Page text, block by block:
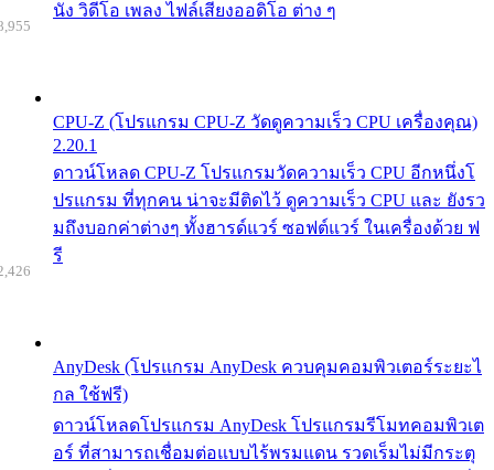
นัง วิดีโอ เพลง ไฟล์เสียงออดิโอ ต่าง ๆ
CPU-Z (โปรแกรม CPU-Z วัดดูความเร็ว CPU เครื่องคุณ)
2.20.1
ดาวน์โหลด CPU-Z โปรแกรมวัดความเร็ว CPU อีกหนึ่งโ
ปรแกรม ที่ทุกคน น่าจะมีติดไว้ ดูความเร็ว CPU และ ยังรว
มถึงบอกค่าต่างๆ ทั้งฮารด์แวร์ ซอฟต์แวร์ ในเครื่องด้วย ฟ
รี
AnyDesk (โปรแกรม AnyDesk ควบคุมคอมพิวเตอร์ระยะไ
กล ใช้ฟรี)
ดาวน์โหลดโปรแกรม AnyDesk โปรแกรมรีโมทคอมพิวเต
อร์ ที่สามารถเชื่อมต่อแบบไร้พรมแดน รวดเร็มไม่มีกระตุ